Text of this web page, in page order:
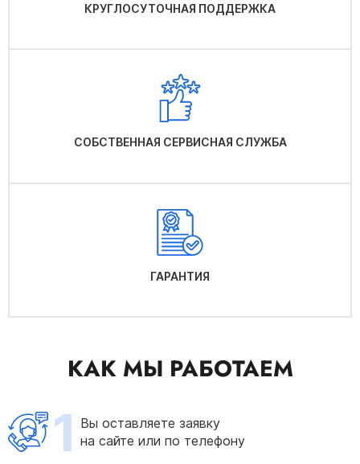
КРУГЛОСУТОЧНАЯ ПОДДЕРЖКА
СОБСТВЕННАЯ СЕРВИСНАЯ СЛУЖБА
ГАРАНТИЯ
КАК МЫ РАБОТАЕМ
1 Вы оставляете заявку
на сайте или по телефону